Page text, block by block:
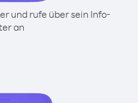
und rufe über sein Info-
an